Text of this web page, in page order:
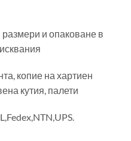
и опаковане в
копие на хартиен
кутия, палети